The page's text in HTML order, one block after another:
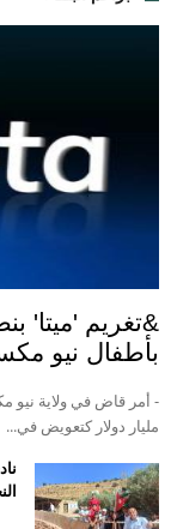
&تغريم 'ميتا'
بأطفال نيو
- أمر قاض في ولاية نيو
مليار دولار كتعويض في...